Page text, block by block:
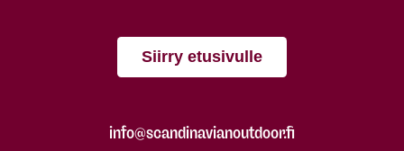
Siirry etusivulle
info@scandinavianoutdoor.fi